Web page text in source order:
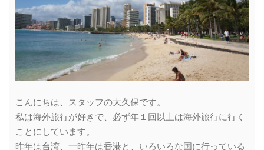
こんにちは、スタッフの大久保です。
私は海外旅行が好きで、必ず年１回以上は海外旅行に行く
ことにしています。
昨年は台湾、一昨年は香港と、いろいろな国に行っている